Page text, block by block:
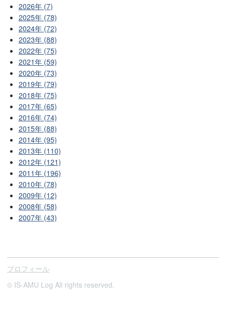
2026年 (7)
2025年 (78)
2024年 (72)
2023年 (88)
2022年 (75)
2021年 (59)
2020年 (73)
2019年 (79)
2018年 (75)
2017年 (65)
2016年 (74)
2015年 (88)
2014年 (95)
2013年 (110)
2012年 (121)
2011年 (196)
2010年 (78)
2009年 (12)
2008年 (58)
2007年 (43)
プロフィール
© IS-AMU Log All rights reserved.